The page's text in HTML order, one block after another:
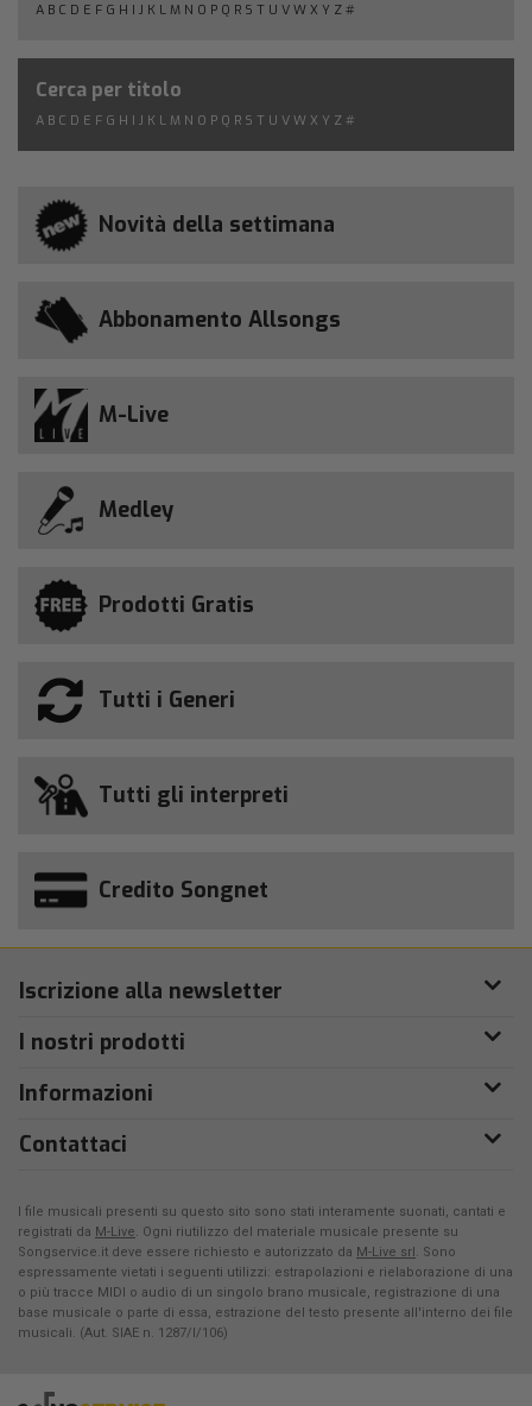
A B C D E F G H I J K L M N O P Q R S T U V W X Y Z #
Cerca per titolo
A B C D E F G H I J K L M N O P Q R S T U V W X Y Z #
Novità della settimana
Abbonamento Allsongs
M-Live
Medley
Prodotti Gratis
Tutti i Generi
Tutti gli interpreti
Credito Songnet
Iscrizione alla newsletter
I nostri prodotti
Informazioni
Contattaci
I file musicali presenti su questo sito sono stati interamente suonati, cantati e
registrati da M-Live. Ogni riutilizzo del materiale musicale presente su
Songservice.it deve essere richiesto e autorizzato da M-Live srl. Sono
espressamente vietati i seguenti utilizzi: estrapolazioni e rielaborazione di una
o più tracce MIDI o audio di un singolo brano musicale, registrazione di una
base musicale o parte di essa, estrazione del testo presente all'interno dei file
musicali. (Aut. SIAE n. 1287/I/106)